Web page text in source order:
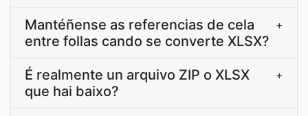
Mantéñense as referencias de cela
entre follas cando se converte XLSX?
+
É realmente un arquivo ZIP o XLSX
que hai baixo?
+